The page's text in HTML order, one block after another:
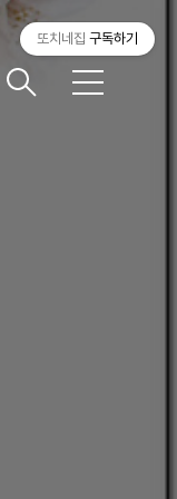
메
또치네집 구독하기